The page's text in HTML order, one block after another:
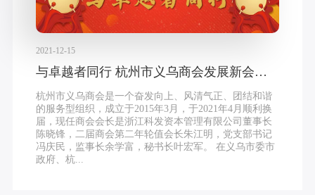
2021-12-15
与卓越者同行 杭州市义乌商会发展新会员，诚邀您的加入
杭州市义乌商会是一个奋发向上、风清气正、团结和谐
的服务型组织，成立于2015年3月，于2021年4月顺利换
届，现任商会会长是浙江科发资本管理有限公司董事长
陈晓锋，二届商会第二年轮值会长朱江明，党支部书记
冯庆民，监事长余学富，秘书长叶宏军。 在义乌市委市
政府、杭...